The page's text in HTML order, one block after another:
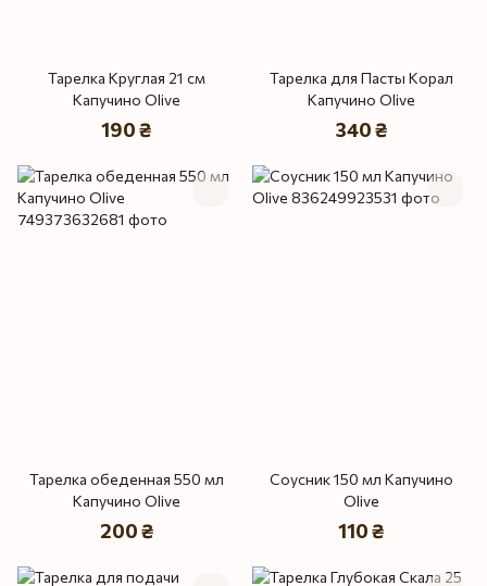
Тарелка Круглая 21 см
Капучино Olive
190 ₴
Тарелка для Пасты Корал
Капучино Olive
340 ₴
Тарелка обеденная 550 мл
Капучино Olive
200 ₴
Соусник 150 мл Капучино
Olive
110 ₴